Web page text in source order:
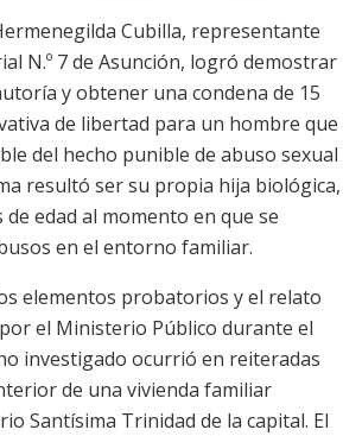
Cubilla, representante
N.º 7 de Asunción, logró demostrar
y obtener una condena de 15
de libertad para un hombre que
del hecho punible de abuso sexual
resultó ser su propia hija biológica,
de edad al momento en que se
en el entorno familiar.
elementos probatorios y el relato
el Ministerio Público durante el
investigado ocurrió en reiteradas
de una vivienda familiar
Santísima Trinidad de la capital. El